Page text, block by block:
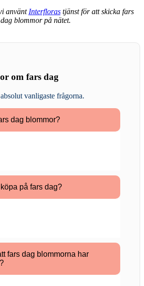
använtInterflorastjänst för att skicka fars
dag blommor på nätet.
om fars dag
vanligaste frågorna.
dag blommor?
på fars dag?
fars dag blommorna har